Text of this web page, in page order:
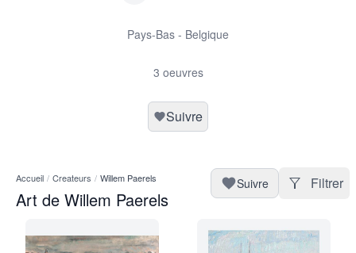
Pays-Bas - Belgique
3 oeuvres
Suivre
Accueil / Createurs / Willem Paerels
Art de Willem Paerels
Suivre Filtrer